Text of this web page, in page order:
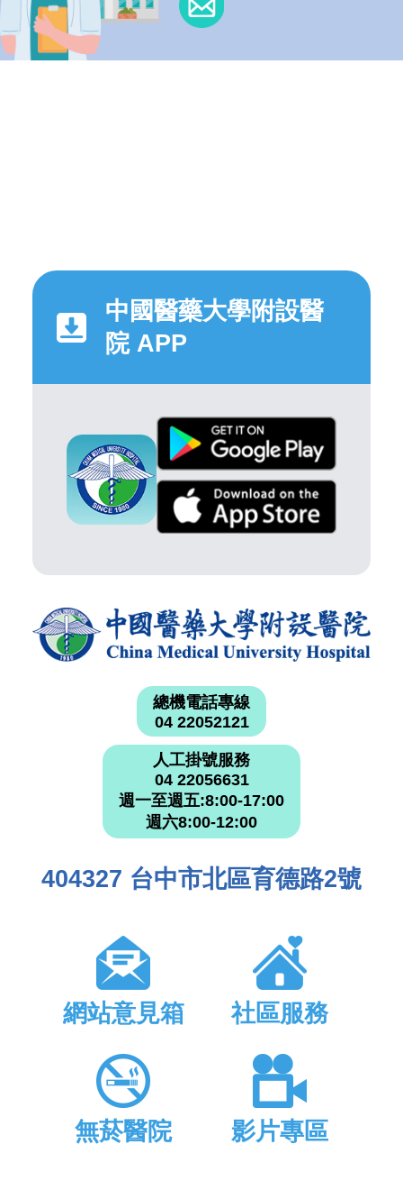
中國醫藥大學附設醫
院 APP
總機電話專線
04 22052121
人工掛號服務
04 22056631
週一至週五:8:00-17:00
週六8:00-12:00
404327 台中市北區育德路2號
網站意見箱 社區服務
無菸醫院 影片專區